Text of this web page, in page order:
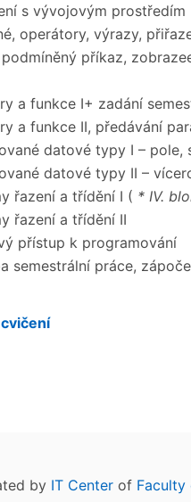
s vývojovým
operátory, výrazy,
příkaz,
a funkce I+ zadání
a funkce II, předávání
datové typy I – pole,
datové typy II –
řazení a třídění I ( * IV.
řazení a třídění II
přístup k programování
semestrální práce,
by IT Center of Faculty